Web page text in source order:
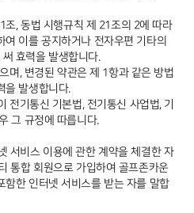
조, 동법 시행규칙 제 21조의 2에 따라
이를 공지하거나 전자우편 기타의
효력을 발생합니다.
며, 변경된 약관은 제 1항과 같은 방법
을 발생합니다.
전기통신 기본법, 전기통신 사업법, 기
그 규정에 따릅니다.
서비스 이용에 관한 계약을 체결한 자
통합 회원으로 가입하여 골프존카운
함한 인터넷 서비스를 받는 자를 말합